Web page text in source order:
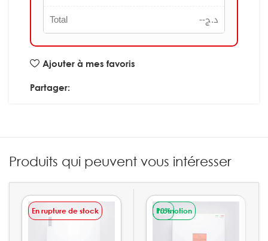
Total
--د.ج
Ajouter à mes favoris
Partager:
Produits qui peuvent vous intéresser
En rupture de stock Promotion
10%
VENTE